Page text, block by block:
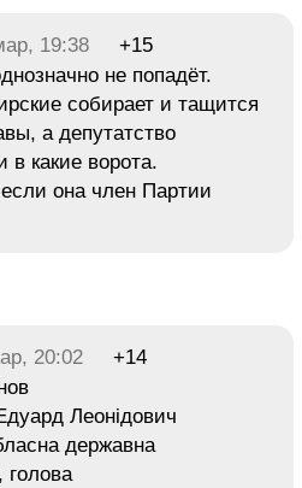
19:38
+15
не попадёт.
собирает и тащится
а депутатство
в какие ворота.
она член Партии
20:02
+14
Леонідович
державна
голова